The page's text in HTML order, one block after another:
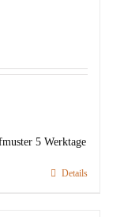
5 Werktage
Details